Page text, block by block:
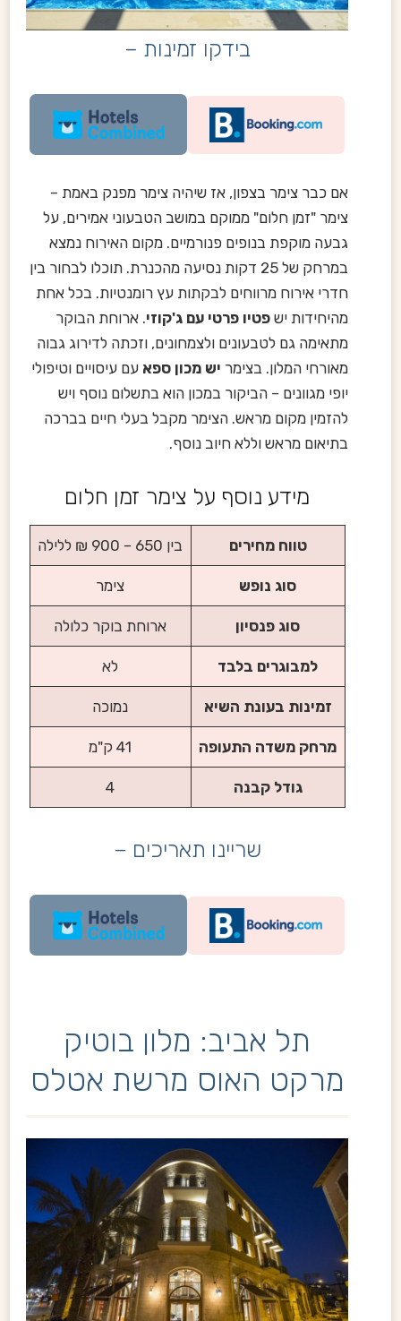
בידקו זמינות –
אם כבר צימר בצפון, אז שיהיה צימר מפנק באמת –
צימר "זמן חלום" ממוקם במושב הטבעוני אמירים, על
גבעה מוקפת בנופים פנורמיים. מקום האירוח נמצא
במרחק של 25 דקות נסיעה מהכנרת. תוכלו לבחור בין
חדרי אירוח מרווחים לבקתות עץ רומנטיות. בכל אחת
מהיחידות יש פטיו פרטי עם ג'קוזי. ארוחת הבוקר
מתאימה גם לטבעונים ולצמחונים, וזכתה לדירוג גבוה
מאורחי המלון. בצימר יש מכון ספא עם עיסויים וטיפולי
יופי מגוונים – הביקור במכון הוא בתשלום נוסף ויש
להזמין מקום מראש. הצימר מקבל בעלי חיים בברכה
בתיאום מראש וללא חיוב נוסף.
מידע נוסף על צימר זמן חלום
טווח מחירים בין 650 – 900 ₪ ללילה
סוג נופש צימר
סוג פנסיון ארוחת בוקר כלולה
למבוגרים בלבד לא
זמינות בעונת השיא נמוכה
מרחק משדה התעופה 41 ק"מ
גודל קבנה 4
שריינו תאריכים –
תל אביב: מלון בוטיק
מרקט האוס מרשת אטלס